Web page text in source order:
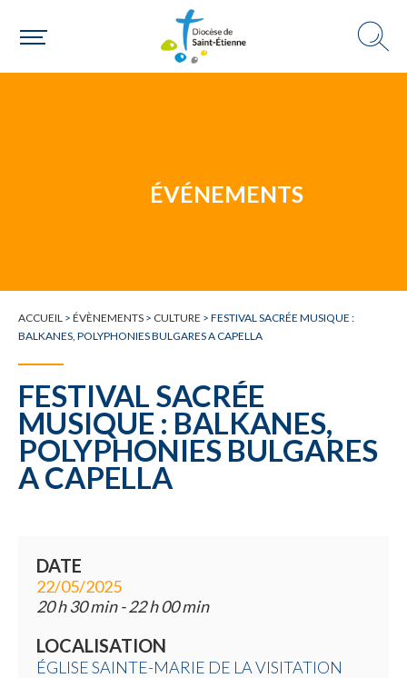
Un mouvement
Une communeÉVÉNEMENTS
ACCUEIL > ÉVÈNEMENTS > CULTURE > FESTIVAL SACRÉE MUSIQUE :
BALKANES, POLYPHONIES BULGARES A CAPELLA
FESTIVAL SACRÉE
MUSIQUE : BALKANES,
POLYPHONIES BULGARES
A CAPELLA
DATE
22/05/2025
20 h 30 min - 22 h 00 min
LOCALISATION
ÉGLISE SAINTE-MARIE DE LA VISITATION